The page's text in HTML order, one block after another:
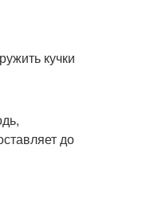
кучки
до